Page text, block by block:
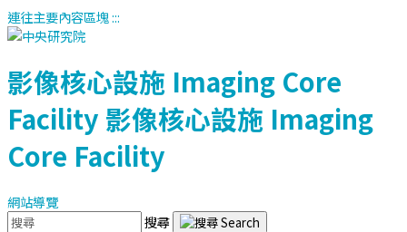
連往主要內容區塊:::
影像核心設施 Imaging Core
Facility 影像核心設施 Imaging
Core Facility
網站導覽
搜尋